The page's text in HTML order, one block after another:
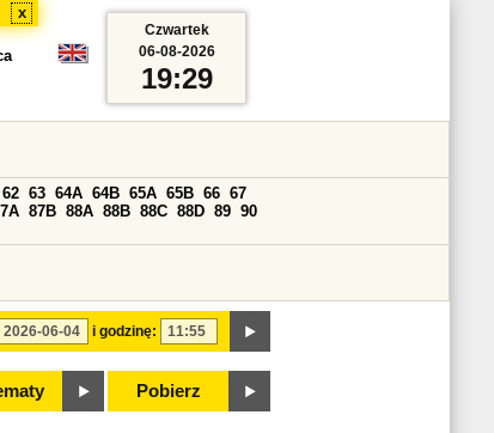
x
i godzinę:
62 63 64A 64B 65A 65B 66 67
87B 88A 88B 88C 88D 89 90
Pobierz
Czwartek
06-08-2026
19:29